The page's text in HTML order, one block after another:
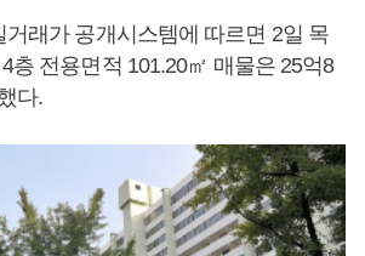
거래가 공개시스템에 따르면 2일 목
층 전용면적 101.20㎡ 매물은 25억8
다.